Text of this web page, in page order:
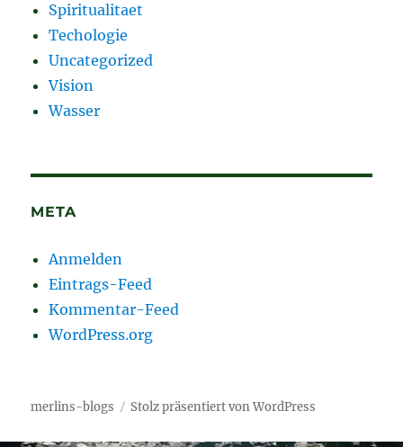
Spiritualitaet
Techologie
Uncategorized
Vision
Wasser
META
Anmelden
Eintrags-Feed
Kommentar-Feed
WordPress.org
merlins-blogs Stolz präsentiert von WordPress